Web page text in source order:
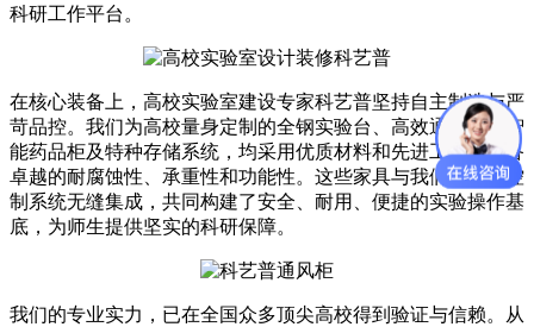
科研工作平台。
在核心装备上，高校实验室建设专家科艺普坚持自主制造与严
苛品控。我们为高校量身定制的全钢实验台、高效通风橱、智
能药品柜及特种存储系统，均采用优质材料和先进工艺，具备
卓越的耐腐蚀性、承重性和功能性。这些家具与我们的环境控
制系统无缝集成，共同构建了安全、耐用、便捷的实验操作基
底，为师生提供坚实的科研保障。
我们的专业实力，已在全国众多顶尖高校得到验证与信赖。从